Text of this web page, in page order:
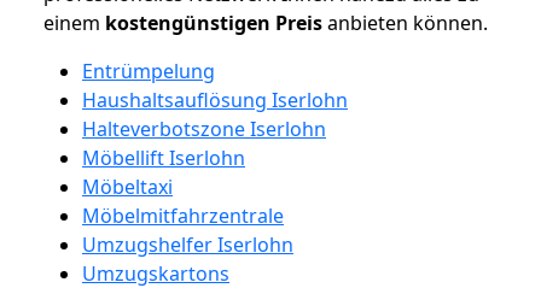
einem kostengünstigen Preisanbieten können.
Entrümpelung
Haushaltsauflösung Iserlohn
Halteverbotszone Iserlohn
Möbellift Iserlohn
Möbeltaxi
Möbelmitfahrzentrale
Umzugshelfer Iserlohn
Umzugskartons